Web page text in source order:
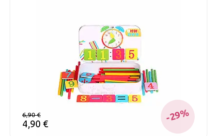
6,90€
4,90 €
-29%